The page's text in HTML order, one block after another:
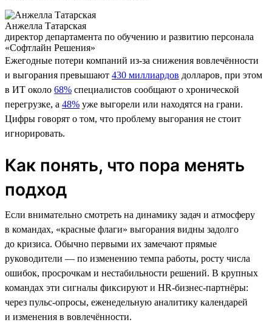
Анжелла Татарская
директор департамента по обучению и развитию персонала
«Софтлайн Решения»
Ежегодные потери компаний из-за снижения вовлечённости
и выгорания превышают 430 миллиардов долларов, при этом
в ИТ около 68% специалистов сообщают о хронической
перегрузке, а 48% уже выгорели или находятся на грани.
Цифры говорят о том, что проблему выгорания не стоит
игнорировать.
Как понять, что пора менять
подход
Если внимательно смотреть на динамику задач и атмосферу
в командах, «красные флаги» выгорания видны задолго
до кризиса. Обычно первыми их замечают прямые
руководители — по изменению темпа работы, росту числа
ошибок, просрочкам и нестабильности решений. В крупных
командах эти сигналы фиксируют и HR-бизнес-партнёры:
через пульс-опросы, еженедельную аналитику календарей
и изменения в вовлечённости.